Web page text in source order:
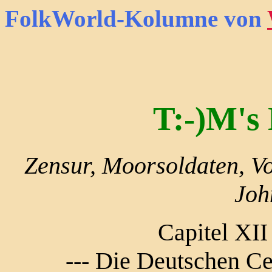
FolkWorld-Kolumne von
T:-)M's
Zensur, Moorsoldaten,
Capitel XII
--- Die Deutschen